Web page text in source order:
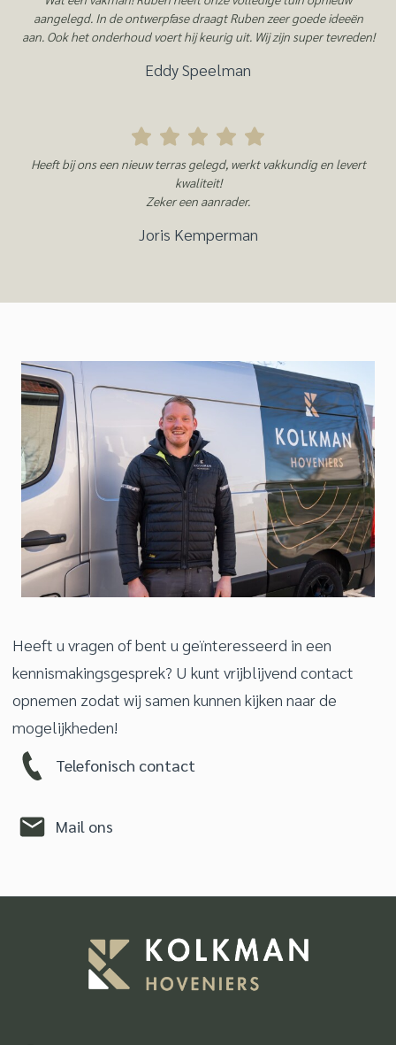
aangelegd. In de ontwerpfase draagt Ruben zeer goede ideeën
aan. Ook het onderhoud voert hij keurig uit. Wij zijn super tevreden!
Eddy Speelman
Heeft bij ons een nieuw terras gelegd, werkt vakkundig en levert
kwaliteit!
Zeker een aanrader.
Joris Kemperman
Heeft u vragen of bent u geïnteresseerd in een
kennismakingsgesprek? U kunt vrijblijvend contact
opnemen zodat wij samen kunnen kijken naar de
mogelijkheden!
Telefonisch contact
Mail ons